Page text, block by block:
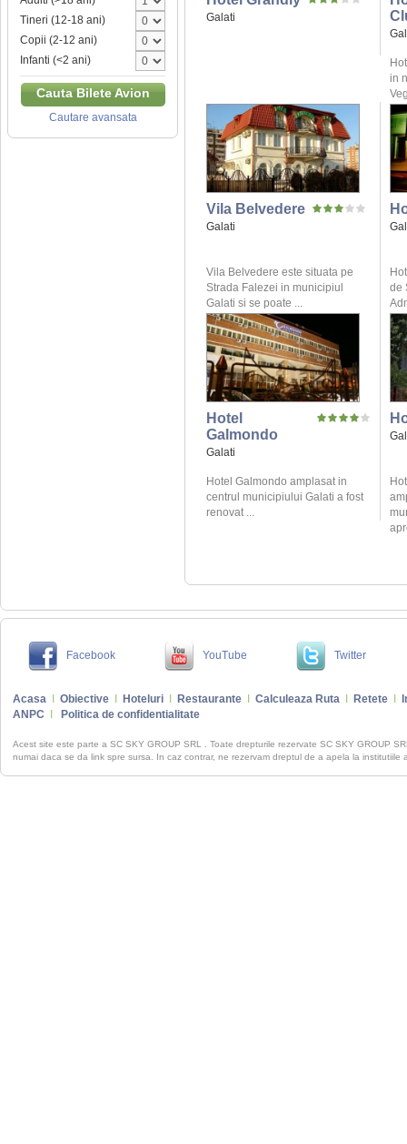
Tineri (12-18 ani)
Copii (2-12 ani)
Infanti (<2 ani)
Cauta Bilete Avion
Cautare avansata
Galati
in
Vila Belvedere
Galati
Vila Belvedere este situata pe
Strada Falezei in municipiul
Galati si se poate ...
de
Hotel
Galmondo
Galati
Hotel Galmondo amplasat in
centrul municipiului Galati a fost
renovat ...
Facebook YouTube Twitter
Acasa Obiective Hoteluri Restaurante Calculeaza Ruta Retete
ANPC
Politica de confidentialitate
Acest site este parte a SC SKY GROUP SRL . Toate drepturile rezervate SC SKY GROUP
numai daca se da link spre sursa. In caz contrar, ne rezervam dreptul de a apela la institutiile